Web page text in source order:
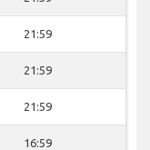
21:59
21:59
21:59
16:59